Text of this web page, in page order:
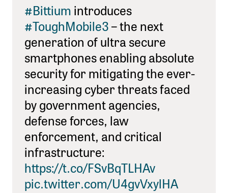
#Bittiumintroduces
#ToughMobile3– the next
generation of ultra secure
smartphones enabling absolute
security for mitigating the ever-
increasing cyber threats faced
by government agencies,
defense forces, law
enforcement, and critical
infrastructure:
https://t.co/FSvBqTLHAv
pic.twitter.com/U4gvVxylHA